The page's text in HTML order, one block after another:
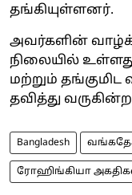
தங்கியுள்ளனர்.
அவர்களின்
நிலையில்
மற்றும்
தவித்து
Bangladesh
ரோஹிங்கியா